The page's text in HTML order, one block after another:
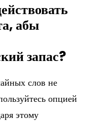
абы
запас?
слов не
опцией
этому